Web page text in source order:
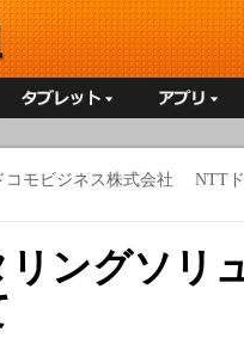
コモビジネス株式会社 NTT
リングソリ